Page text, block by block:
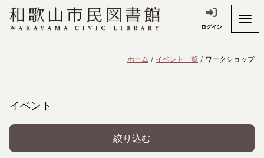
ログイン
ホーム イベント一覧 ワークショップ
イベント
絞り込む